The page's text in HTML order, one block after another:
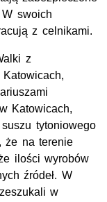
swoich
z celnikami.
z
Katowicach,
tytoniowego
że na terenie
ilości wyrobów
źródeł. W
w